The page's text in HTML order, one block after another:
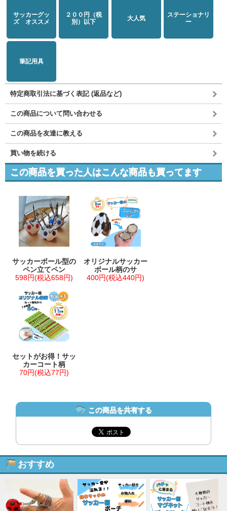
サッカーグッ
ズ オススメ
２００円（税
別）以下
大人気
ステーショナリ
ー
筆記用具
特定商取引法に基づく表記 (返品など)
この商品について問い合わせる
この商品を友達に教える
買い物を続ける
この商品を買った人はこんな商品も買ってます
サッカーボール型の
ペン立てペン
598円(税込658円)
オリジナルサッカー
ボール柄のサ
400円(税込440円)
セットがお得！サッ
カーコート柄
70円(税込77円)
この商品を共有する
おすすめ